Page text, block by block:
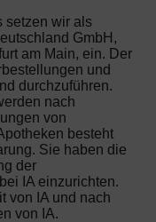
setzen wir als
GmbH,
am Main, ein. Der
und
durchzuführen.
nach
von
besteht
Sie haben die
der
IA einzurichten.
von IA und nach
von IA.